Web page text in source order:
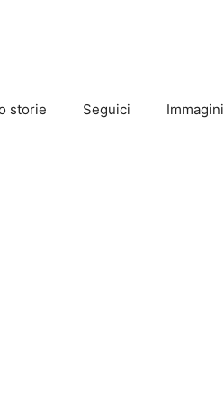
storie Seguici Immagini